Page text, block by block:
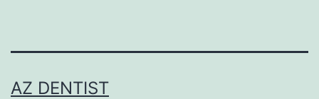
AZ DENTIST